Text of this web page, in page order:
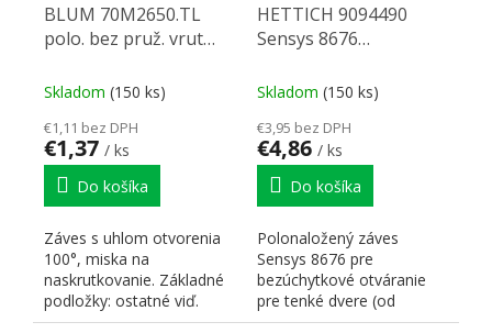
BLUM 70M2650.TL
polo. bez pruž. vrut
Skladom (150 ks)
€1,11 bez DPH
€1,37 / ks
Do košíka
Záves s uhlom otvorenia
100°, miska na
naskrutkovanie. Základné
podložky: ostatné viď.
katalóg Blum skrutka 173
HETTICH 9094490
Sensys 8676
P2O, tl. od 10mm,
Skladom (150 ks)
€3,95 bez DPH
€4,86 / ks
Do košíka
Polonaložený záves
Sensys 8676 pre
bezúchytkové otváranie
pre tenké dvere (od
10mm), uhol otvorenia